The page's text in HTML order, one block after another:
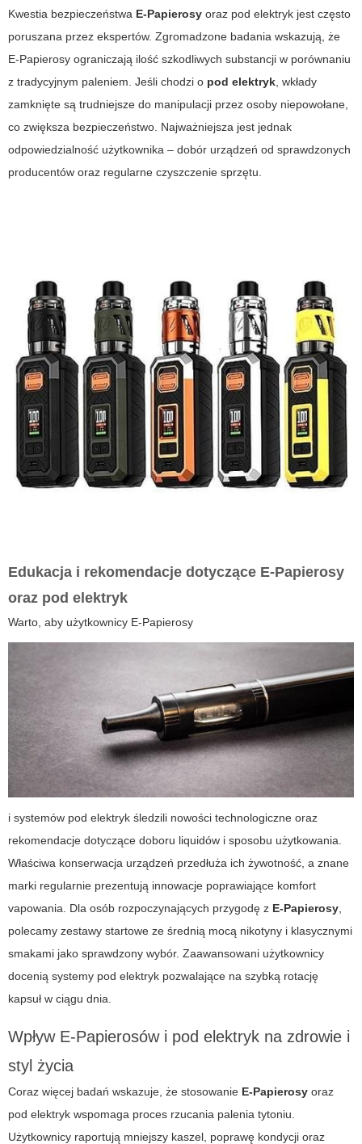
Kwestia bezpieczeństwa E-Papierosy oraz pod elektryk jest często
poruszana przez ekspertów. Zgromadzone badania wskazują, że
E-Papierosy ograniczają ilość szkodliwych substancji w porównaniu
z tradycyjnym paleniem. Jeśli chodzi o pod elektryk , wkłady
zamknięte są trudniejsze do manipulacji przez osoby niepowołane,
co zwiększa bezpieczeństwo. Najważniejsza jest jednak
odpowiedzialność użytkownika – dobór urządzeń od sprawdzonych
producentów oraz regularne czyszczenie sprzętu.
Edukacja i rekomendacje dotyczące E-Papierosy
oraz pod elektryk
Warto, aby użytkownicy E-Papierosy
i systemów pod elektryk śledzili nowości technologiczne oraz
rekomendacje dotyczące doboru liquidów i sposobu użytkowania.
Właściwa konserwacja urządzeń przedłuża ich żywotność, a znane
marki regularnie prezentują innowacje poprawiające komfort
vapowania. Dla osób rozpoczynających przygodę z E-Papierosy
polecamy zestawy startowe ze średnią mocą nikotyny i klasycznymi
smakami jako sprawdzony wybór. Zaawansowani użytkownicy
docenią systemy pod elektryk pozwalające na szybką rotację
kapsuł w ciągu dnia.
Wpływ E-Papierosów i pod elektryk na zdrowie i
styl życia
Coraz więcej badań wskazuje, że stosowanie E-Papierosy oraz
pod elektryk wspomaga proces rzucania palenia tytoniu.
Użytkownicy raportują mniejszy kaszel, poprawę kondycji oraz